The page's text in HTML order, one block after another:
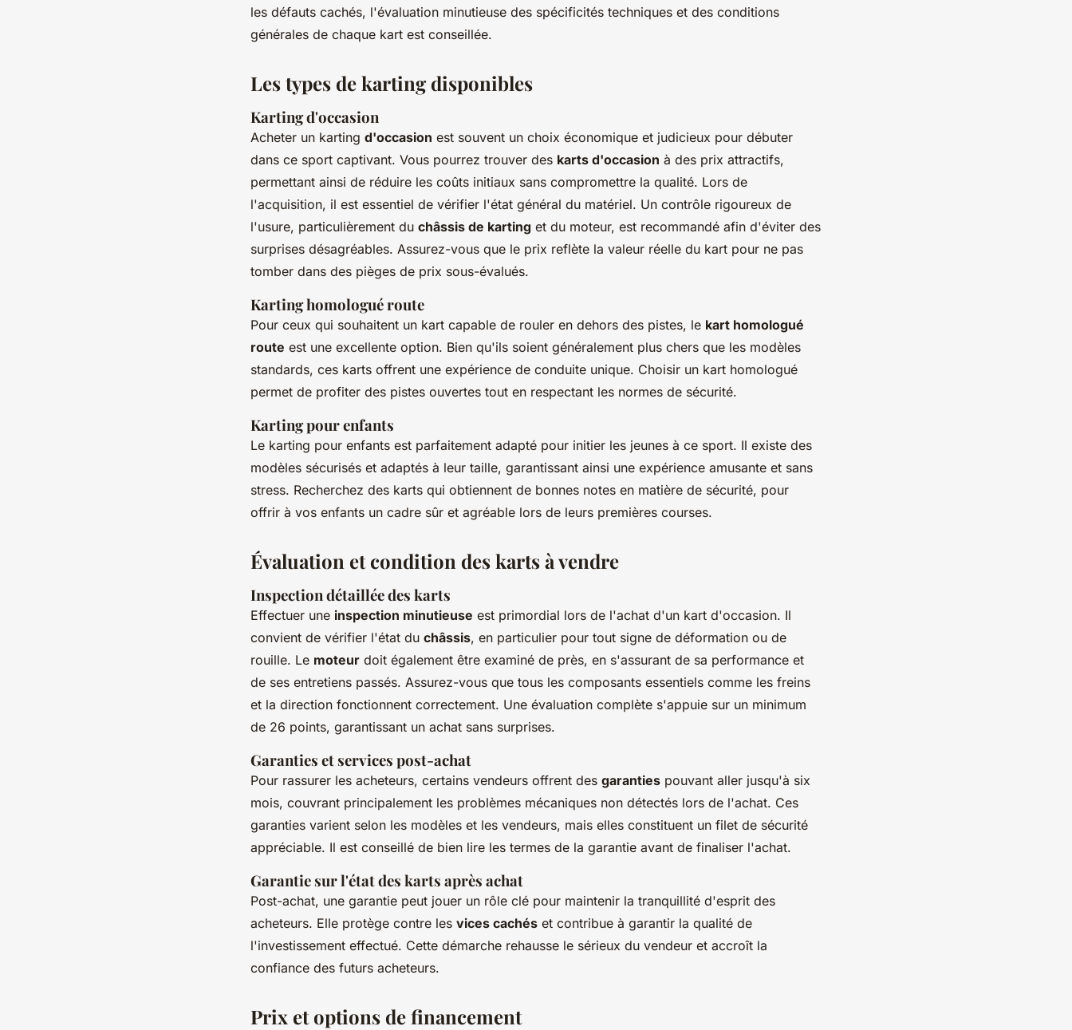
les défauts cachés, l'évaluation minutieuse des spécificités techniques et des conditions
générales de chaque kart est conseillée.
Les types de karting disponibles
Karting d'occasion
Acheter un karting d'occasion est souvent un choix économique et judicieux pour débuter
dans ce sport captivant. Vous pourrez trouver des karts d'occasion à des prix attractifs,
permettant ainsi de réduire les coûts initiaux sans compromettre la qualité. Lors de
l'acquisition, il est essentiel de vérifier l'état général du matériel. Un contrôle rigoureux de
l'usure, particulièrement du châssis de karting et du moteur, est recommandé afin d'éviter des
surprises désagréables. Assurez-vous que le prix reflète la valeur réelle du kart pour ne pas
tomber dans des pièges de prix sous-évalués.
Karting homologué route
Pour ceux qui souhaitent un kart capable de rouler en dehors des pistes, le kart homologué
route est une excellente option. Bien qu'ils soient généralement plus chers que les modèles
standards, ces karts offrent une expérience de conduite unique. Choisir un kart homologué
permet de profiter des pistes ouvertes tout en respectant les normes de sécurité.
Karting pour enfants
Le karting pour enfants est parfaitement adapté pour initier les jeunes à ce sport. Il existe des
modèles sécurisés et adaptés à leur taille, garantissant ainsi une expérience amusante et sans
stress. Recherchez des karts qui obtiennent de bonnes notes en matière de sécurité, pour
offrir à vos enfants un cadre sûr et agréable lors de leurs premières courses.
Évaluation et condition des karts à vendre
Inspection détaillée des karts
Effectuer une inspection minutieuse est primordial lors de l'achat d'un kart d'occasion. Il
convient de vérifier l'état du châssis, en particulier pour tout signe de déformation ou de
rouille. Le moteur doit également être examiné de près, en s'assurant de sa performance et
de ses entretiens passés. Assurez-vous que tous les composants essentiels comme les freins
et la direction fonctionnent correctement. Une évaluation complète s'appuie sur un minimum
de 26 points, garantissant un achat sans surprises.
Garanties et services post-achat
Pour rassurer les acheteurs, certains vendeurs offrent des garanties pouvant aller jusqu'à six
mois, couvrant principalement les problèmes mécaniques non détectés lors de l'achat. Ces
garanties varient selon les modèles et les vendeurs, mais elles constituent un filet de sécurité
appréciable. Il est conseillé de bien lire les termes de la garantie avant de finaliser l'achat.
Garantie sur l'état des karts après achat
Post-achat, une garantie peut jouer un rôle clé pour maintenir la tranquillité d'esprit des
acheteurs. Elle protège contre les vices cachés et contribue à garantir la qualité de
l'investissement effectué. Cette démarche rehausse le sérieux du vendeur et accroît la
confiance des futurs acheteurs.
Prix et options de financement